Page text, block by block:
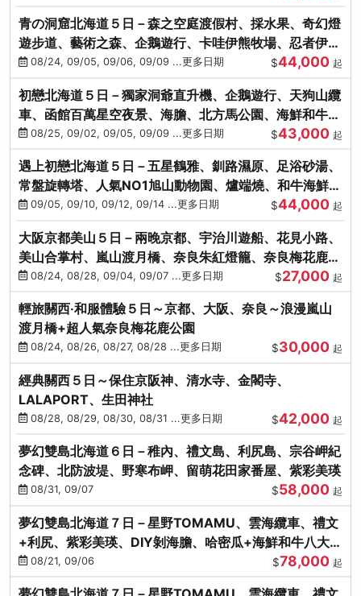
青の洞窟北海道５日－森之空庭渡假村、採水果、奇幻燈
遊步道、藝術之森、企鵝遊行、卡哇伊熊牧場、忍者伊達
時代村、螃蟹吃到飽
08/24, 09/05, 09/06, 09/09 ...更多日期 $44,000 起
初戀北海道５日－獨家洞爺直升機、企鵝遊行、天狗山纜
車、函館百萬星空夜景、海膽、北方馬公園、海鮮和牛螃
蟹吃到飽
08/25, 09/02, 09/05, 09/09 ...更多日期 $43,000 起
遇上初戀北海道５日－五星鶴雅、釧路濕原、足浴砂湯、
常盤旋轉塔、人氣NO1旭山動物園、爐端燒、和牛海鮮螃
蟹吃到飽
09/05, 09/10, 09/12, 09/14 ...更多日期 $44,000 起
大阪京都美山５日－兩晚京都、宇治川遊船、花見小路、
美山合掌村、嵐山渡月橋、奈良朱紅燈籠、奈良梅花鹿、
流水瀑布電扶梯
08/24, 08/28, 09/04, 09/07 ...更多日期 $27,000 起
輕旅關西‧和服體驗５日～京都、大阪、奈良～浪漫嵐山
渡月橋+超人氣奈良梅花鹿公園
08/24, 08/26, 08/27, 08/28 ...更多日期 $30,000 起
經典關西５日～保住京阪神、清水寺、金閣寺、
LALAPORT、生田神社
08/28, 08/29, 08/30, 08/31 ...更多日期 $42,000 起
夢幻雙島北海道６日－稚內、禮文島、利尻島、宗谷岬紀
念碑、北防波堤、野寒布岬、留萌花田家番屋、紫彩美瑛
08/31, 09/07 $58,000 起
夢幻雙島北海道７日－星野TOMAMU、雲海纜車、禮文
+利尻、紫彩美瑛、DIY剝海膽、哈密瓜+海鮮和牛八大螃
蟹吃到飽
08/21, 09/06 $78,000 起